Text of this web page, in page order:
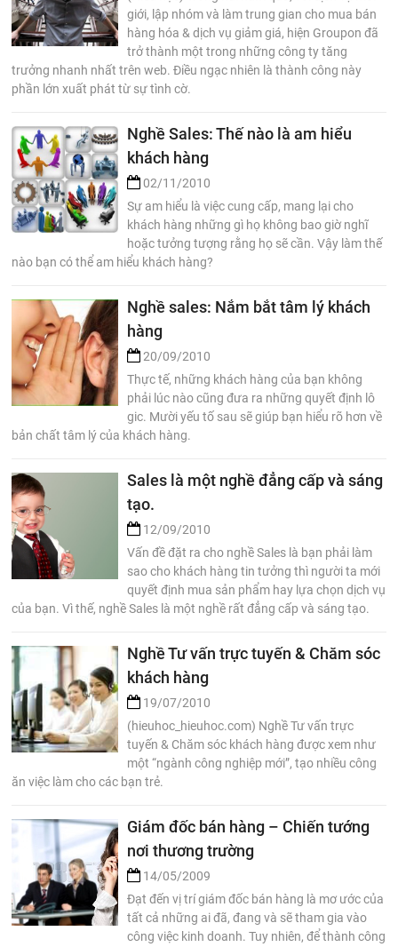
giới, lập nhóm và làm trung gian cho mua bán
hàng hóa & dịch vụ giảm giá, hiện Groupon đã
trở thành một trong những công ty tăng
trưởng nhanh nhất trên web. Điều ngạc nhiên là thành công này
phần lớn xuất phát từ sự tình cờ.
Nghề Sales: Thế nào là am hiểu
khách hàng
02/11/2010
Sự am hiểu là việc cung cấp, mang lại cho
khách hàng những gì họ không bao giờ nghĩ
hoặc tưởng tượng rằng họ sẽ cần. Vậy làm thế
nào bạn có thể am hiểu khách hàng?
Nghề sales: Nắm bắt tâm lý khách
hàng
20/09/2010
Thực tế, những khách hàng của bạn không
phải lúc nào cũng đưa ra những quyết định lô
gic. Mười yếu tố sau sẽ giúp bạn hiểu rõ hơn về
bản chất tâm lý của khách hàng.
Sales là một nghề đẳng cấp và sáng
tạo.
12/09/2010
Vấn đề đặt ra cho nghề Sales là bạn phải làm
sao cho khách hàng tin tưởng thì người ta mới
quyết định mua sản phẩm hay lựa chọn dịch vụ
của bạn. Vì thế, nghề Sales là một nghề rất đẳng cấp và sáng tạo.
Nghề Tư vấn trực tuyến & Chăm sóc
khách hàng
19/07/2010
(hieuhoc_hieuhoc.com) Nghề Tư vấn trực
tuyến & Chăm sóc khách hàng được xem như
một “ngành công nghiệp mới”, tạo nhiều công
ăn việc làm cho các bạn trẻ.
Giám đốc bán hàng – Chiến tướng
nơi thương trường
14/05/2009
Đạt đến vị trí giám đốc bán hàng là mơ ước của
tất cả những ai đã, đang và sẽ tham gia vào
công việc kinh doanh. Tuy nhiên, để thành công